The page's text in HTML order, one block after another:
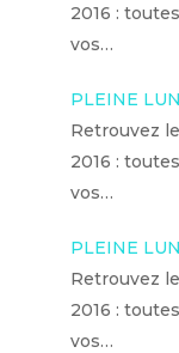
2016 :
vos…
PLEINE
Retrouvez
2016 :
vos…
PLEINE
Retrouvez
2016 :
vos…